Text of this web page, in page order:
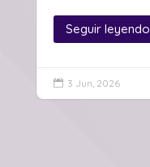
Seguir leyendo
 3 Jun, 2026